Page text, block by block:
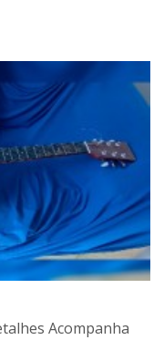
Acompanha